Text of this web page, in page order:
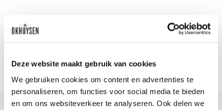
Deze website maakt gebruik van cookies
We gebruiken cookies om content en advertenties te
personaliseren, om functies voor social media te bieden
en om ons websiteverkeer te analyseren. Ook delen we